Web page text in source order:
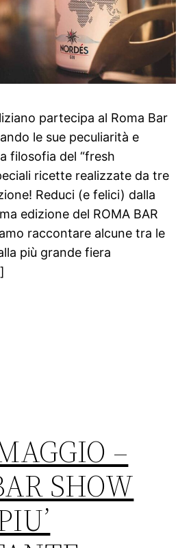
partecipa al Roma Bar
le sue peculiarità e
filosofia del “fresh
ricette realizzate da tre
Reduci (e felici) dalla
edizione del ROMA BAR
raccontare alcune tra le
più grande fiera
–
SHOW